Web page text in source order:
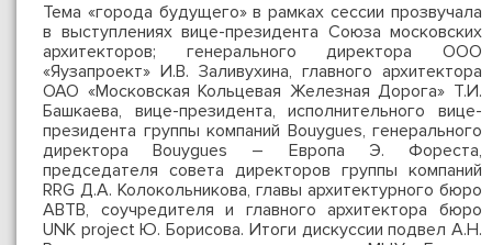
Тема «города будущего» в рамках сессии прозвучала
в выступлениях вице-президента Союза московских
архитекторов; генерального директора ООО
«Яузапроект» И.В. Заливухина, главного архитектора
ОАО «Московская Кольцевая Железная Дорога» Т.И.
Башкаева, вице-президента, исполнительного вице-
президента группы компаний Bouygues, генерального
директора Bouygues – Европа Э. Фореста,
председателя совета директоров группы компаний
RRG Д.А. Колокольникова, главы архитектурного бюро
ABTB, соучредителя и главного архитектора бюро
UNK project Ю. Борисова. Итоги дискуссии подвел А.Н.